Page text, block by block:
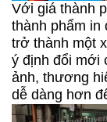
Với giá thành
thành phẩm in
trở thành một
ý định đổi mới
ảnh, thương
dễ dàng hơn